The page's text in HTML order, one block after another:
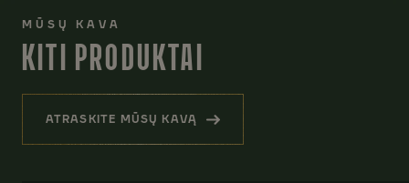
MŪSŲ KAVA
KITI PRODUKTAI
ATRASKITE MŪSŲ KAVĄ
(KITI PRODUKTAI)